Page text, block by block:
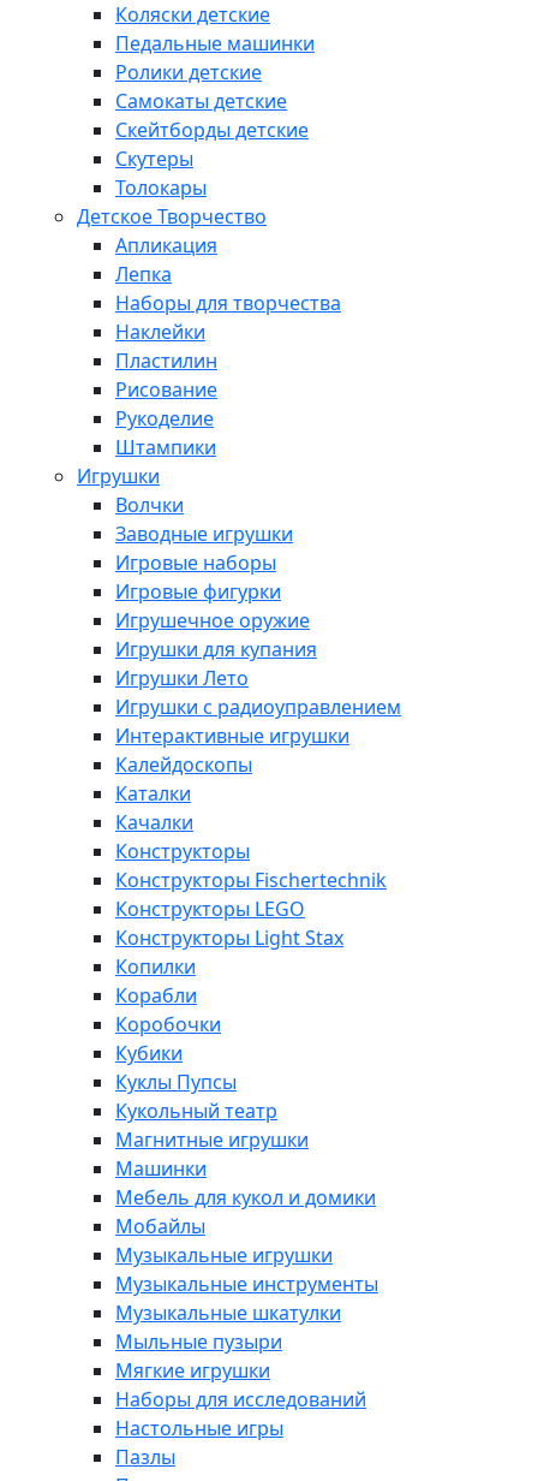
Коляски детские
Педальные машинки
Ролики детские
Самокаты детские
Скейтборды детские
Скутеры
Толокары
Детское Творчество
Апликация
Лепка
Наборы для творчества
Наклейки
Пластилин
Рисование
Рукоделие
Штампики
Игрушки
Волчки
Заводные игрушки
Игровые наборы
Игровые фигурки
Игрушечное оружие
Игрушки для купания
Игрушки Лето
Игрушки с радиоуправлением
Интерактивные игрушки
Калейдоскопы
Каталки
Качалки
Конструкторы
Конструкторы Fisсhertechnik
Конструкторы LEGO
Конструкторы Light Stax
Копилки
Корабли
Коробочки
Кубики
Куклы Пупсы
Кукольный театр
Магнитные игрушки
Машинки
Мебель для кукол и домики
Мобайлы
Музыкальные игрушки
Музыкальные инструменты
Музыкальные шкатулки
Мыльные пузыри
Мягкие игрушки
Наборы для исследований
Настольные игры
Пазлы